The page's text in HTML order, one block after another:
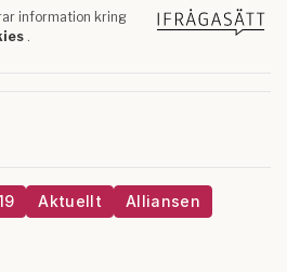
Aktuellt Alliansen